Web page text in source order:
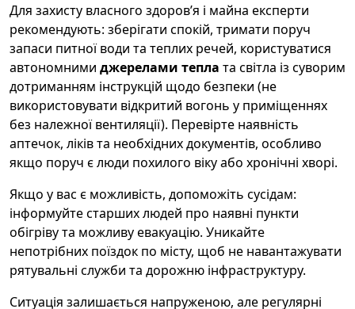
Для захисту власного здоров’я і майна експерти
рекомендують: зберігати спокій, тримати поруч
запаси питної води та теплих речей, користуватися
автономними джерелами тепла та світла із суворим
дотриманням інструкцій щодо безпеки (не
використовувати відкритий вогонь у приміщеннях
без належної вентиляції). Перевірте наявність
аптечок, ліків та необхідних документів, особливо
якщо поруч є люди похилого віку або хронічні хворі.
Якщо у вас є можливість, допоможіть сусідам:
інформуйте старших людей про наявні пункти
обігріву та можливу евакуацію. Уникайте
непотрібних поїздок по місту, щоб не навантажувати
рятувальні служби та дорожню інфраструктуру.
Ситуація залишається напруженою, але регулярні